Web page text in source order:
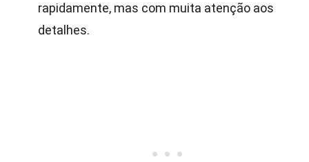
rapidamente, mas com muita atenção aos
detalhes.